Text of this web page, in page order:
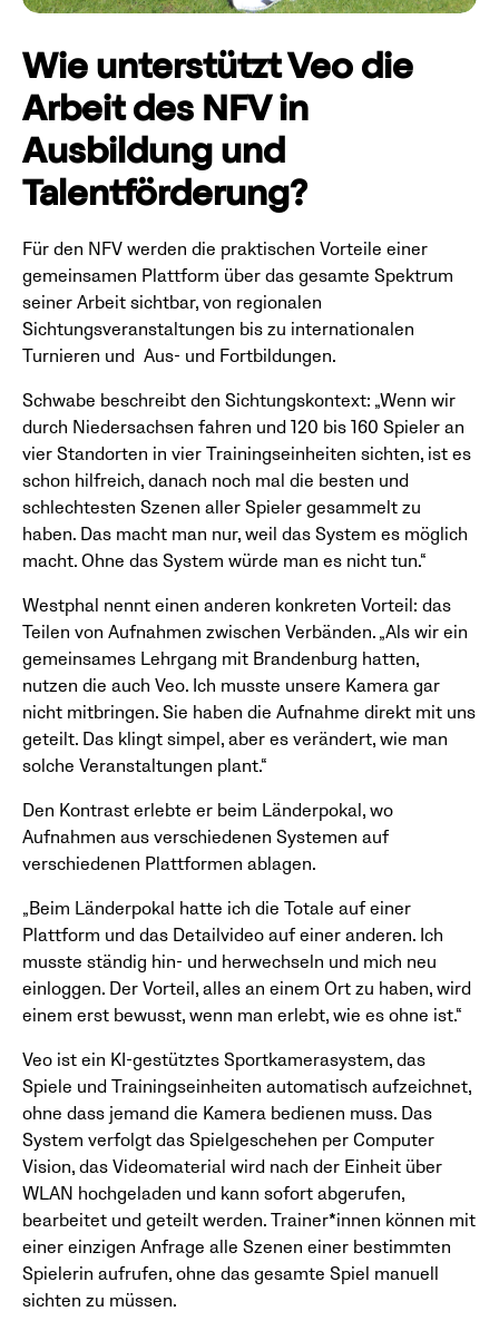
Wie unterstützt Veo die
Arbeit des NFV in
Ausbildung und
Talentförderung?
Für den NFV werden die praktischen Vorteile einer
gemeinsamen Plattform über das gesamte Spektrum
seiner Arbeit sichtbar, von regionalen
Sichtungsveranstaltungen bis zu internationalen
Turnieren und Aus- und Fortbildungen.
Schwabe beschreibt den Sichtungskontext: „Wenn wir
durch Niedersachsen fahren und 120 bis 160 Spieler an
vier Standorten in vier Trainingseinheiten sichten, ist es
schon hilfreich, danach noch mal die besten und
schlechtesten Szenen aller Spieler gesammelt zu
haben. Das macht man nur, weil das System es möglich
macht. Ohne das System würde man es nicht tun.“
Westphal nennt einen anderen konkreten Vorteil: das
Teilen von Aufnahmen zwischen Verbänden. „Als wir ein
gemeinsames Lehrgang mit Brandenburg hatten,
nutzen die auch Veo. Ich musste unsere Kamera gar
nicht mitbringen. Sie haben die Aufnahme direkt mit uns
geteilt. Das klingt simpel, aber es verändert, wie man
solche Veranstaltungen plant.“
Den Kontrast erlebte er beim Länderpokal, wo
Aufnahmen aus verschiedenen Systemen auf
verschiedenen Plattformen ablagen.
„Beim Länderpokal hatte ich die Totale auf einer
Plattform und das Detailvideo auf einer anderen. Ich
musste ständig hin- und herwechseln und mich neu
einloggen. Der Vorteil, alles an einem Ort zu haben, wird
einem erst bewusst, wenn man erlebt, wie es ohne ist.“
Veo ist ein KI-gestütztes Sportkamerasystem, das
Spiele und Trainingseinheiten automatisch aufzeichnet,
ohne dass jemand die Kamera bedienen muss. Das
System verfolgt das Spielgeschehen per Computer
Vision, das Videomaterial wird nach der Einheit über
WLAN hochgeladen und kann sofort abgerufen,
bearbeitet und geteilt werden. Trainer*innen können mit
einer einzigen Anfrage alle Szenen einer bestimmten
Spielerin aufrufen, ohne das gesamte Spiel manuell
sichten zu müssen.